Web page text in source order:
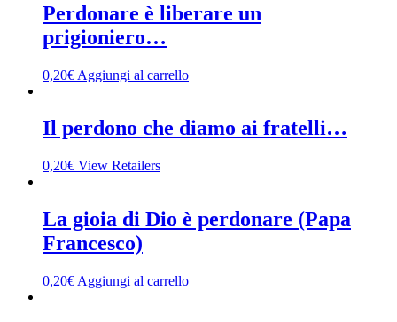
Perdonare è liberare un
prigioniero…
0,20€ Aggiungi al carrello
Il perdono che diamo ai fratelli…
0,20€ View Retailers
La gioia di Dio è perdonare (Papa
Francesco)
0,20€ Aggiungi al carrello